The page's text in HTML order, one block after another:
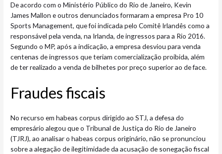
De acordo com o Ministério Público do Rio de Janeiro, Kevin
James Mallon e outros denunciados formaram a empresa Pro 10
Sports Management, que foi indicada pelo Comitê Irlandês como a
responsável pela venda, na Irlanda, de ingressos para a Rio 2016.
Segundo o MP, após a indicação, a empresa desviou para venda
centenas de ingressos que teriam comercialização proibida, além
de ter realizado a venda de bilhetes por preço superior ao de face.
Fraudes fis​​cais
No recurso em habeas corpus dirigido ao STJ, a defesa do
empresário alegou que o Tribunal de Justiça do Rio de Janeiro
(TJRJ), ao analisar o habeas corpus originário, não se pronunciou
sobre a alegação de ilegitimidade da acusação de sonegação fiscal